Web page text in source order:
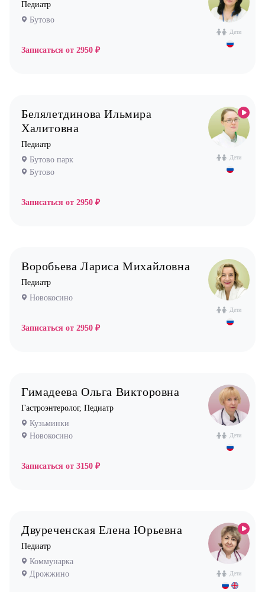
Пульмонолог
Стоматолог имплантолог
Стоматолог ортодонт
Врач УЗИ
Физиотерапевт
Фониатр
Хирург
Дети
Педиатр
Бутово
Записаться от 2950 ₽
Дети
Белялетдинова Ильмира
Халитовна
Педиатр
Бутово парк
Бутово
Записаться от 2950 ₽
Дети
Воробьева Лариса Михайловна
Педиатр
Новокосино
Записаться от 2950 ₽
Дети
Гимадеева Ольга Викторовна
Гастроэнтеролог, Педиатр
Кузьминки
Новокосино
Записаться от 3150 ₽
Дети
Двуреченская Елена Юрьевна
Педиатр
Коммунарка
Дрожжино